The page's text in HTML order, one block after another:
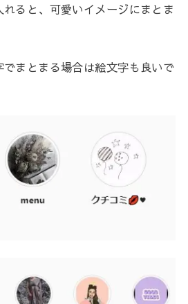
ると、可愛いイメージにまとま
まとまる場合は絵文字も良いで